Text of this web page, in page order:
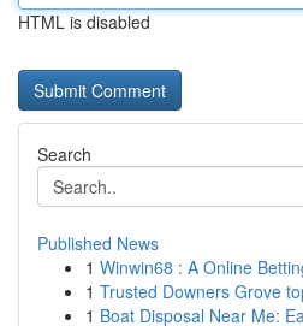
HTML is disabled
Search
Published News
1 Winwin68 : A Online
1 Trusted Downers Grove
1 Boat Disposal Near Me: